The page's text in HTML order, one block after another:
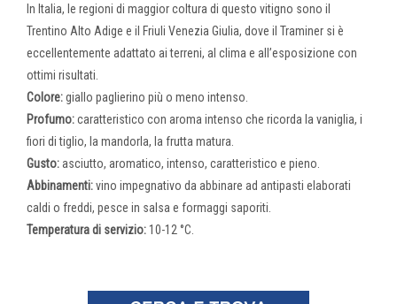
In Italia, le regioni di maggior coltura di questo vitigno sono il
Trentino Alto Adige e il Friuli Venezia Giulia, dove il Traminer si è
eccellentemente adattato ai terreni, al clima e all’esposizione con
ottimi risultati.
Colore:giallo paglierino più o meno intenso.
Profumo:caratteristico con aroma intenso che ricorda la vaniglia, i
fiori di tiglio, la mandorla, la frutta matura.
Gusto:asciutto, aromatico, intenso, caratteristico e pieno.
Abbinamenti:vino impegnativo da abbinare ad antipasti elaborati
caldi o freddi, pesce in salsa e formaggi saporiti.
Temperatura di servizio: 10-12 °C.